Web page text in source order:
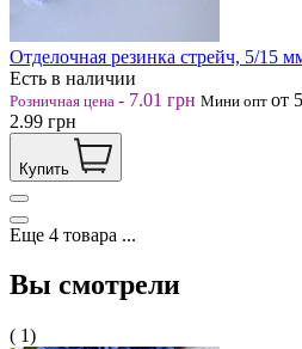
Отделочная резинка стрейч, 5/15
Есть в наличии
Розничная цена - 7.01 грн Мини опт от
2.99 грн
Купить
Еще 4 товара ...
Вы смотрели
( 1)